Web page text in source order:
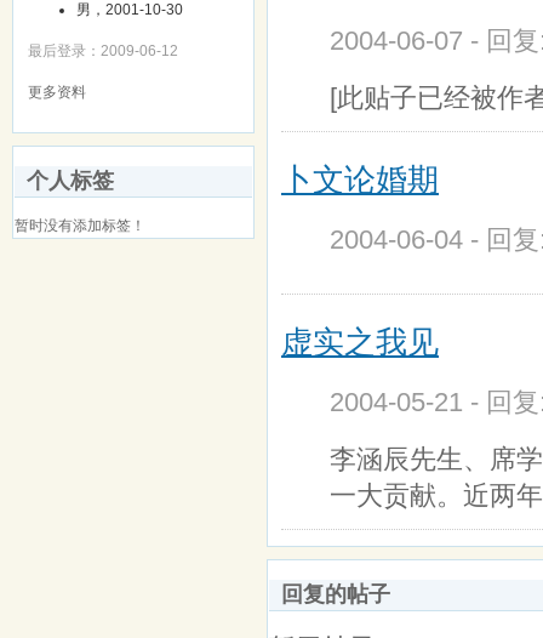
男，2001-10-30
最后登录：2009-06-12
更多资料
个人标签
暂时没有添加标签！
2004-06-07 - 回
[此贴子已经被作
卜文论婚期
2004-06-04 - 回
虚实之我见
2004-05-21 - 回
李涵辰先生、席
一大贡献。近两
回复的帖子